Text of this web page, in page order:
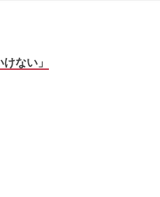
ない」